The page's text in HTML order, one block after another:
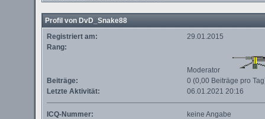
Profil von DvD_Snake88
Registriert am:
29.01.2015
Rang:
Moderator
Beiträge:
0 (0,00 Beiträge pro
Letzte Aktivität:
06.01.2021 20:16
ICQ-Nummer:
keine Angabe